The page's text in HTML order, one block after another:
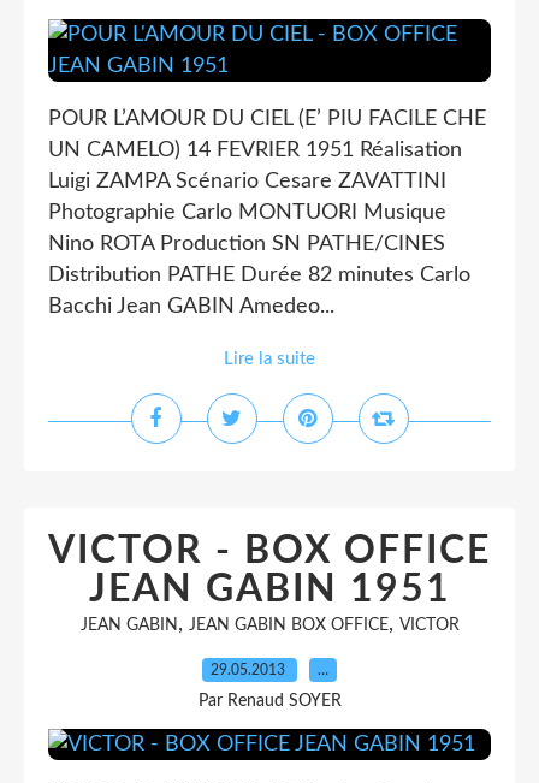
POUR L’AMOUR DU CIEL (E’ PIU FACILE CHE
UN CAMELO) 14 FEVRIER 1951 Réalisation
Luigi ZAMPA Scénario Cesare ZAVATTINI
Photographie Carlo MONTUORI Musique
Nino ROTA Production SN PATHE/CINES
Distribution PATHE Durée 82 minutes Carlo
Bacchi Jean GABIN Amedeo...
Lire la suite
VICTOR - BOX OFFICE
JEAN GABIN 1951
JEAN GABIN , JEAN GABIN BOX OFFICE, VICTOR
29.05.2013 …
Par Renaud SOYER